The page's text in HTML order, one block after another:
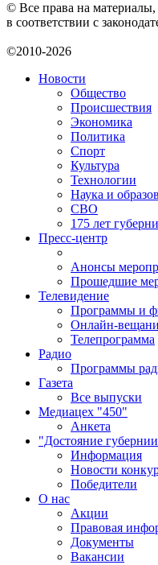
© Все права на материалы,
в соответствии с
©2010-2026
Новости
Общество
Происшествия
Экономика
Политика
Спорт
Культура
Технологии
Наука и
СВО
175 лет
Пресс-центр
Анонсы
Прошедшие
Телевидение
Программы и
Онлайн-
Телепрограмма
Радио
Программы
Газета
Все выпуски
Медиацех "450"
Анкета
"Достояние
Информация
Новости
Победители
О нас
Акции
Правовая
Документы
Вакансии